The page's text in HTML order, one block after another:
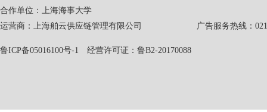
合作单位：上海海事大学
运营商：上海舶云供应链管理有限公司 广告服务热线：021-
鲁ICP备05016100号-1 经营许可证：鲁B2-20170088